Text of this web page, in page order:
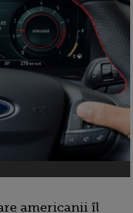
americanii îl